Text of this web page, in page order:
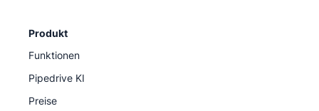
Produkt
Funktionen
Pipedrive KI
Preise